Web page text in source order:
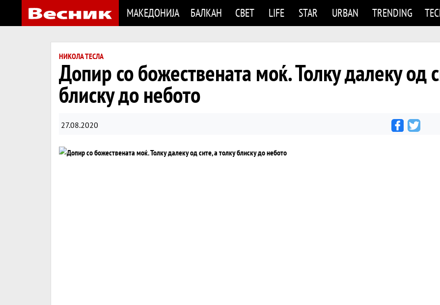
МАКЕДОНИЈА БАЛКАН СВЕТ LIFE STAR URBAN TRENDING
НИКОЛА ТЕСЛА
Допир со божествената моќ. Толку далеку од
блиску до небото
27.08.2020